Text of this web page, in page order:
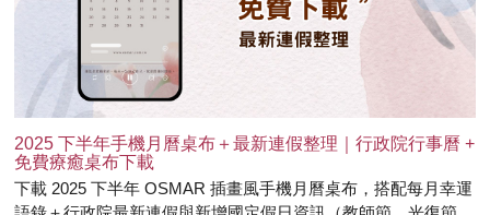
2025 下半年手機月曆桌布＋最新連假整理｜行政院行事曆 +
免費療癒桌布下載
下載 2025 下半年 OSMAR 插畫風手機月曆桌布，搭配每月幸運